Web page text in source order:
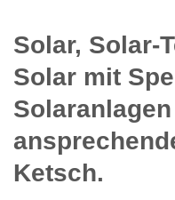
Solar, Solar-
Solar mit
Ketsch.